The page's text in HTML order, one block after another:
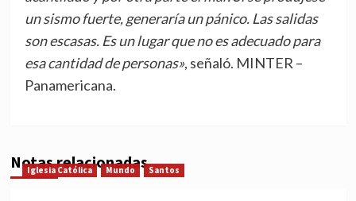
un sismo fuerte, generaría un pánico. Las salidas
son escasas. Es un lugar que no es adecuado para
esa cantidad de personas», señaló. MINTER –
Panamericana.
Notas relacionadas
Iglesia Católica Mundo Santos